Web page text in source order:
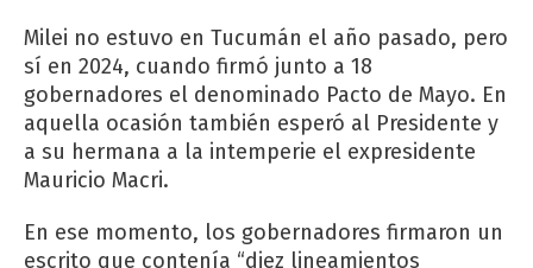
Milei no estuvo en Tucumán el año pasado, pero
sí en 2024, cuando firmó junto a 18
gobernadores el denominado Pacto de Mayo. En
aquella ocasión también esperó al Presidente y
a su hermana a la intemperie el expresidente
Mauricio Macri.
En ese momento, los gobernadores firmaron un
escrito que contenía “diez lineamientos